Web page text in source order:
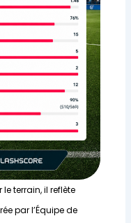
terrain, il reflète
par l’Équipe de